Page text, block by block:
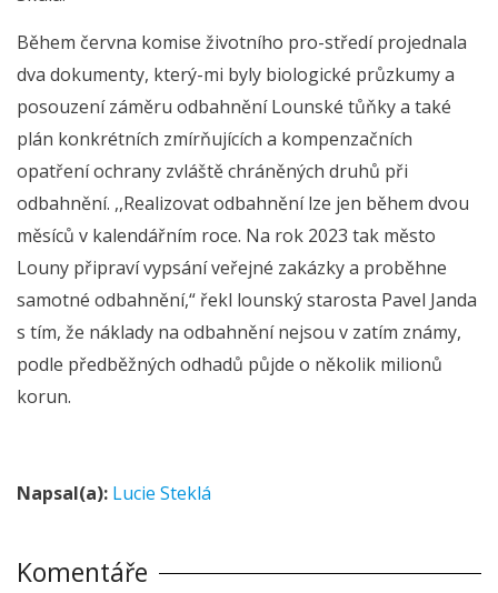
Během června komise životního pro-středí projednala
dva dokumenty, který-mi byly biologické průzkumy a
posouzení záměru odbahnění Lounské tůňky a také
plán konkrétních zmírňujících a kompenzačních
opatření ochrany zvláště chráněných druhů při
odbahnění. ,,Realizovat odbahnění lze jen během dvou
měsíců v kalendářním roce. Na rok 2023 tak město
Louny připraví vypsání veřejné zakázky a proběhne
samotné odbahnění,“ řekl lounský starosta Pavel Janda
s tím, že náklady na odbahnění nejsou v zatím známy,
podle předběžných odhadů půjde o několik milionů
korun.
Napsal(a): Lucie Steklá
Komentáře